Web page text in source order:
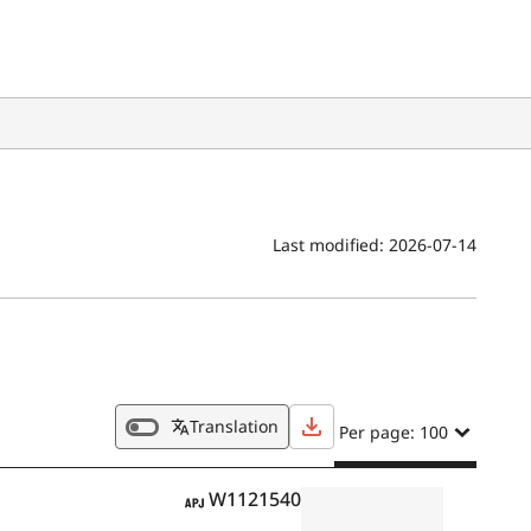
Last modified:2026-07-14
Translation Per page: 100
APJ
W1121540